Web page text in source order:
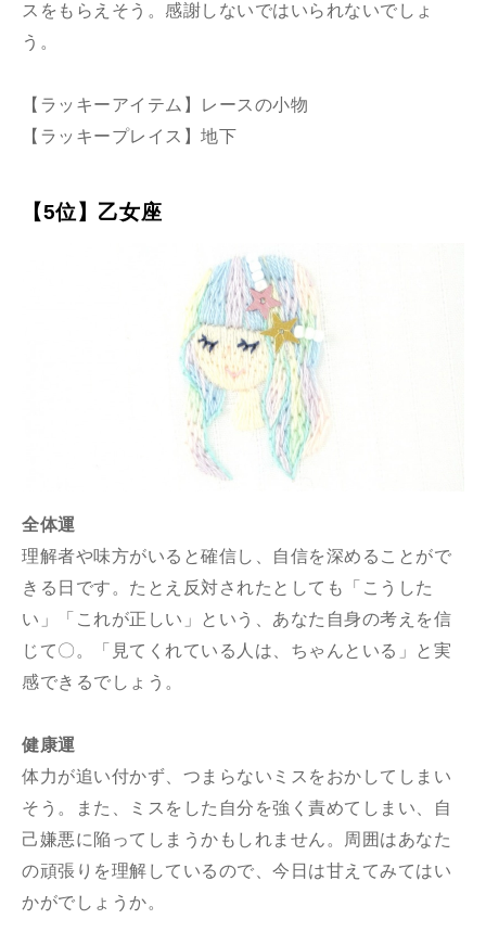
スをもらえそう。感謝しないではいられないでしょ
う。
【ラッキーアイテム】レースの小物
【ラッキープレイス】地下
【5位】乙女座
全体運
理解者や味方がいると確信し、自信を深めることがで
きる日です。たとえ反対されたとしても「こうした
い」「これが正しい」という、あなた自身の考えを信
じて〇。「見てくれている人は、ちゃんといる」と実
感できるでしょう。
健康運
体力が追い付かず、つまらないミスをおかしてしまい
そう。また、ミスをした自分を強く責めてしまい、自
己嫌悪に陥ってしまうかもしれません。周囲はあなた
の頑張りを理解しているので、今日は甘えてみてはい
かがでしょうか。